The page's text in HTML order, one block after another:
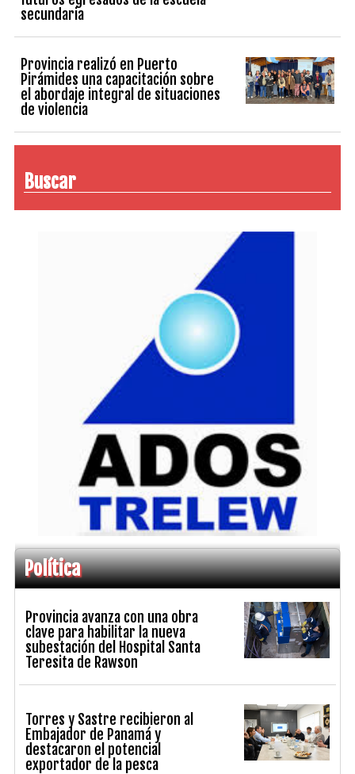
secundaria
Provincia realizó en Puerto
Pirámides una capacitación sobre
el abordaje integral de situaciones
de violencia
Buscar
Política
Provincia avanza con una obra
clave para habilitar la nueva
subestación del Hospital Santa
Teresita de Rawson
Torres y Sastre recibieron al
Embajador de Panamá y
destacaron el potencial
exportador de la pesca